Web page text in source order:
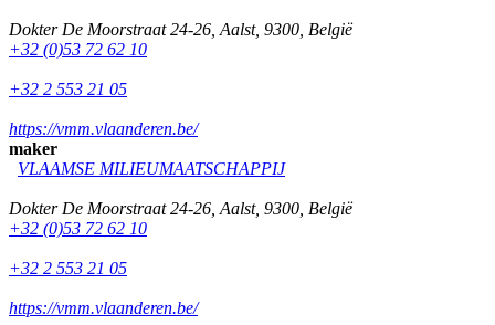
Dokter De Moorstraat 24-26 Aalst, 9300 België
+32 (0)53 72 62 10
+32 2 553 21 05
https://vmm.vlaanderen.be/
maker
VLAAMSE MILIEUMAATSCHAPPIJ
Dokter De Moorstraat 24-26 Aalst, 9300 België
+32 (0)53 72 62 10
+32 2 553 21 05
https://vmm.vlaanderen.be/